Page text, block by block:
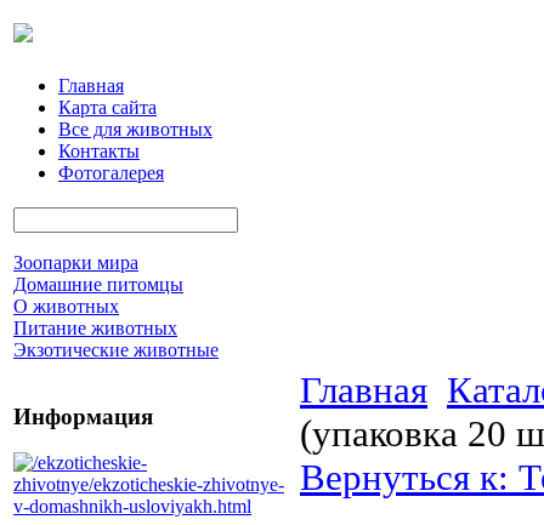
Главная
Карта сайта
Все для животных
Контакты
Фотогалерея
Зоопарки мира
Домашние питомцы
О животных
Питание животных
Экзотические животные
Информация
Главная
(упаковка 20
Вернуться к: